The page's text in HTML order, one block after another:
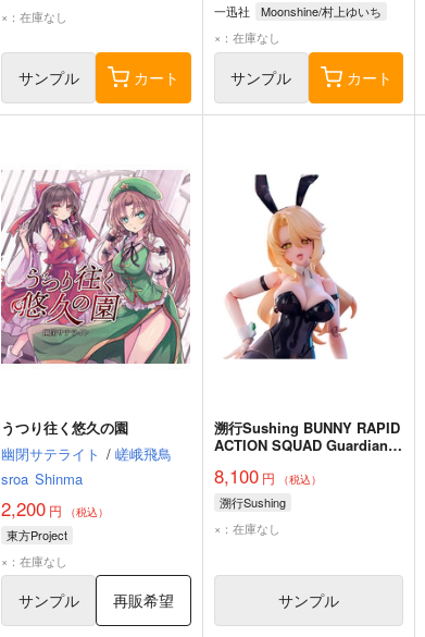
×：在庫なし
サンプル カート
一迅社
Moonshine/村上ゆいち
×：在庫なし
サンプル カート
うつり往く悠久の園
幽閉サテライト / 嵯峨飛鳥
sroa Shinma
2,200円 （税込）
東方Project
×：在庫なし
サンプル 再販希望
溯行Sushing BUNNY RAPID
ACTION SQUAD Guardian・
8,100円 （税込）
溯行Sushing
×：在庫なし
サンプル